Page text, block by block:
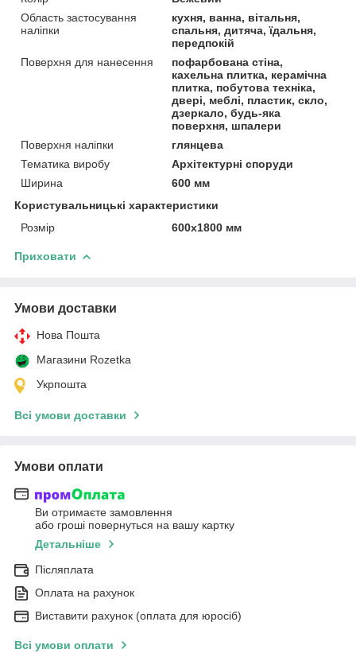
Область застосування
наліпки
кухня, ванна, вітальня,
спальня, дитяча, їдальня,
передпокій
Поверхня для нанесення
пофарбована стіна,
кахельна плитка, керамічна
плитка, побутова техніка,
двері, меблі, пластик, скло,
дзеркало, будь-яка
поверхня, шпалери
Поверхня наліпки
глянцева
Тематика виробу
Архітектурні споруди
Ширина
600 мм
Користувальницькі характеристики
Розмір
600х1800 мм
Приховати
Умови доставки
Нова Пошта
Магазини Rozetka
Укрпошта
Всі умови доставки
Умови оплати
Ви отримаєте замовлення
або гроші повернуться на вашу картку
Детальніше
Післяплата
Оплата на рахунок
Виставити рахунок (оплата для юросіб)
Всі умови оплати